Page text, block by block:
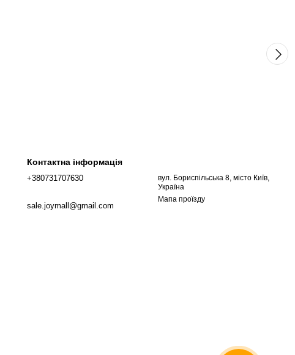
Контактна інформація
+380731707630
sale.joymall@gmail.com
вул. Бориспільська 8, місто Київ,
Україна
Мапа проїзду